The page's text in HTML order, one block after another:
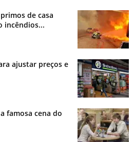
de casa
incêndios...
ajustar preços e
famosa cena do